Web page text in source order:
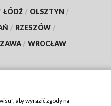
ŁÓDŹ / OLSZTYN /
/ RZESZÓW /
/ WROCŁAW
aby wyrazić zgody na